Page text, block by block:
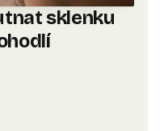
sklenku